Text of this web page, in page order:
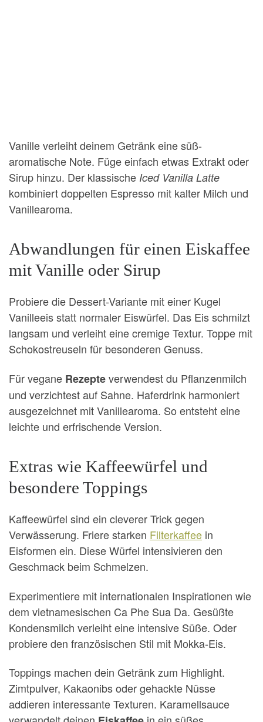
Vanille verleiht deinem Getränk eine süß-
aromatische Note. Füge einfach etwas Extrakt oder
Sirup hinzu. Der klassische Iced Vanilla Latte
kombiniert doppelten Espresso mit kalter Milch und
Vanillearoma.
Abwandlungen für einen Eiskaffee
mit Vanille oder Sirup
Probiere die Dessert-Variante mit einer Kugel
Vanilleeis statt normaler Eiswürfel. Das Eis schmilzt
langsam und verleiht eine cremige Textur. Toppe mit
Schokostreuseln für besonderen Genuss.
Für vegane Rezepteverwendest du Pflanzenmilch
und verzichtest auf Sahne. Haferdrink harmoniert
ausgezeichnet mit Vanillearoma. So entsteht eine
leichte und erfrischende Version.
Extras wie Kaffeewürfel und
besondere Toppings
Kaffeewürfel sind ein cleverer Trick gegen
Verwässerung. Friere starken Filterkaffee in
Eisformen ein. Diese Würfel intensivieren den
Geschmack beim Schmelzen.
Experimentiere mit internationalen Inspirationen wie
dem vietnamesischen Ca Phe Sua Da. Gesüßte
Kondensmilch verleiht eine intensive Süße. Oder
probiere den französischen Stil mit Mokka-Eis.
Toppings machen dein Getränk zum Highlight.
Zimtpulver, Kakaonibs oder gehackte Nüsse
addieren interessante Texturen. Karamellsauce